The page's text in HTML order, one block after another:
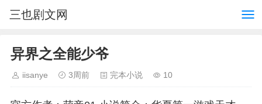
三也剧文网
异界之全能少爷
iisanye 3周前 完本小说 10